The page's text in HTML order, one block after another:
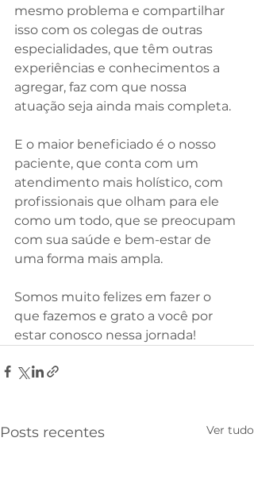
mesmo problema e compartilhar
isso com os colegas de outras
especialidades, que têm outras
experiências e conhecimentos a
agregar, faz com que nossa
atuação seja ainda mais completa.
E o maior beneficiado é o nosso
paciente, que conta com um
atendimento mais holístico, com
profissionais que olham para ele
como um todo, que se preocupam
com sua saúde e bem-estar de
uma forma mais ampla.
Somos muito felizes em fazer o
que fazemos e grato a você por
estar conosco nessa jornada!
Posts recentes Ver tudo